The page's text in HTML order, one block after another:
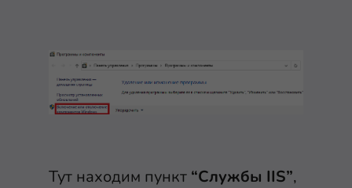
Тут находим пункт “Службы IIS”,